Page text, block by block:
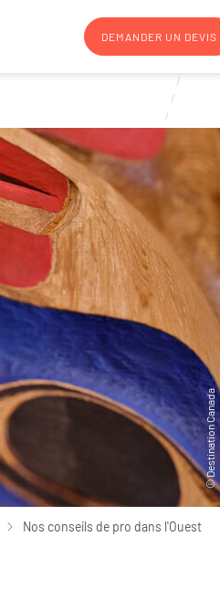
DEMANDER UN DEVIS
Nos conseils de pro dans l'Ouest